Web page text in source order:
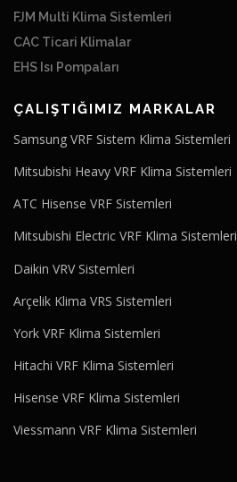
FJM Multi Klima Sistemleri
CAC Ticari Klimalar
EHS Isı Pompaları
ÇALIŞTIĞIMIZ MARKALAR
Samsung VRF Sistem Klima Sistemleri
Mitsubishi Heavy VRF Klima Sistemleri
ATC Hisense VRF Sistemleri
Mitsubishi Electric VRF Klima Sistemleri
Daikin VRV Sistemleri
Arçelik Klima VRS Sistemleri
York VRF Klima Sistemleri
Hitachi VRF Klima Sistemleri
Hisense VRF Klima Sistemleri
Viessmann VRF Klima Sistemleri